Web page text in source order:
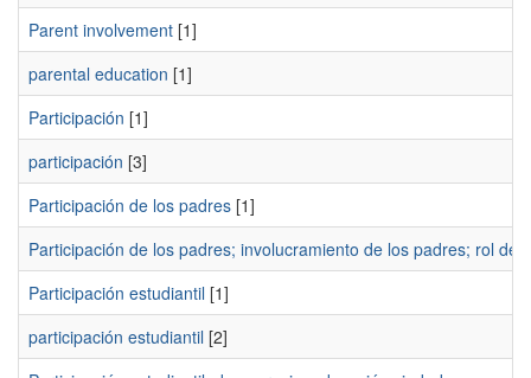
Parent involvement [1]
parental education [1]
Participación [1]
participación [3]
Participación de los padres [1]
Participación de los padres; involucramiento de los padres; rol
Participación estudiantil [1]
participación estudiantil [2]